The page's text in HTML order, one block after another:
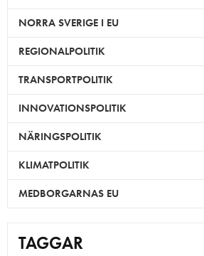
NORRA SVERIGE I EU
REGIONALPOLITIK
TRANSPORTPOLITIK
INNOVATIONSPOLITIK
NÄRINGSPOLITIK
KLIMATPOLITIK
MEDBORGARNAS EU
TAGGAR